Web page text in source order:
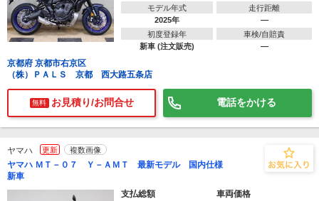
モデル年式
2025年
走行距離
―
初度登録年
新車 (注文販売)
車検/自賠責
―
京都府 京都市右京区
（株）ＰＡＬＳ 京都 西大路五条店
無料 お見積り/お問合せ 電話をかける
ヤマハ 更新 複数画像
ヤマハ ＭＴ－０７ Ｙ－ＡＭＴ 最新モデル 国内仕様
新車
支払総額
車両価格